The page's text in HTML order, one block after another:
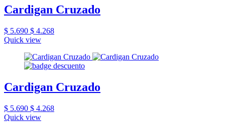
Cardigan Cruzado
$ 5.690 $ 4.268
Quick view
Cardigan Cruzado
$ 5.690 $ 4.268
Quick view